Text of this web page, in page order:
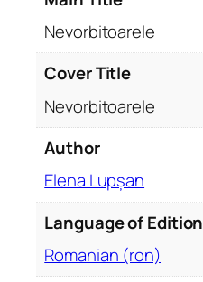
o
Nevorbitoarele
Cover Title
Nevorbitoarele
Author
Elena Lupșan
Language of Edition
Romanian (ron)